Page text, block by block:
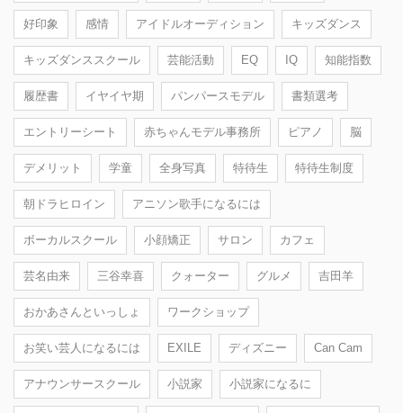
好印象 感情 アイドルオーディション キッズダンス
キッズダンススクール 芸能活動 EQ IQ 知能指数
履歴書 イヤイヤ期 パンパースモデル 書類選考
エントリーシート 赤ちゃんモデル事務所 ピアノ 脳
デメリット 学童 全身写真 特待生 特待生制度
朝ドラヒロイン アニソン歌手になるには
ボーカルスクール 小顔矯正 サロン カフェ
芸名由来 三谷幸喜 クォーター グルメ 吉田羊
おかあさんといっしょ ワークショップ
お笑い芸人になるには EXILE ディズニー Can Cam
アナウンサースクール 小説家 小説家になるに